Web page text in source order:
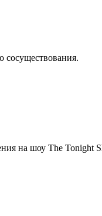
сосуществования.
на шоу The